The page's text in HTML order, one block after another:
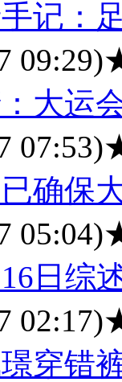
记：
09:29)
大运
07:53)
确保
05:04)
日综
02:17)
穿错